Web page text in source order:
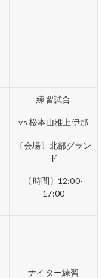
練習試合
vs 松本山雅上伊那
〔会場〕北部グラン
ド
〔時間〕12:00-
17:00
ナイター練習